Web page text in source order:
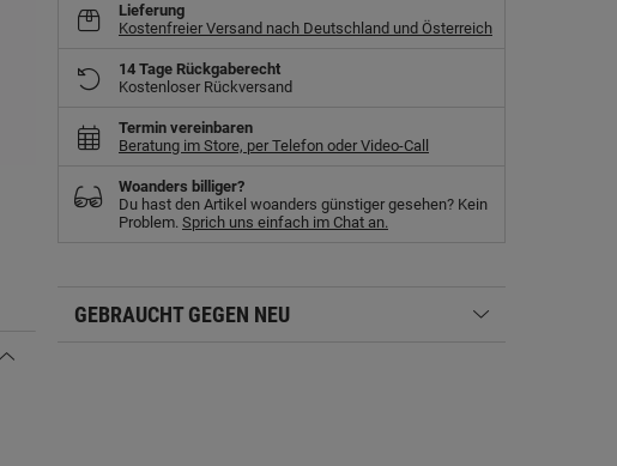
Lieferung
Kostenfreier Versand nach Deutschland und Österreich
14 Tage Rückgaberecht
Kostenloser Rückversand
Termin vereinbaren
Beratung im Store, per Telefon oder Video-Call
Woanders billiger?
Du hast den Artikel woanders günstiger gesehen? Kein
Problem. Sprich uns einfach im Chat an.
GEBRAUCHT GEGEN NEU